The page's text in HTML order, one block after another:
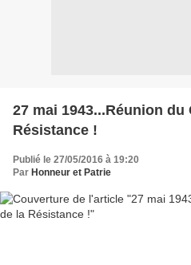
27 mai 1943...Réunion
Résistance !
Publié le 27/05/2016 à 19:20
Par Honneur et Patrie